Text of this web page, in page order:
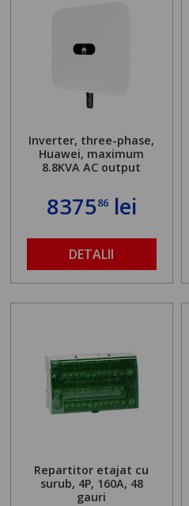
Inverter, three-phase,
Huawei, maximum
8.8KVA AC output
837586lei
DETALII
Repartitor etajat cu
surub, 4P, 160A, 48
gauri